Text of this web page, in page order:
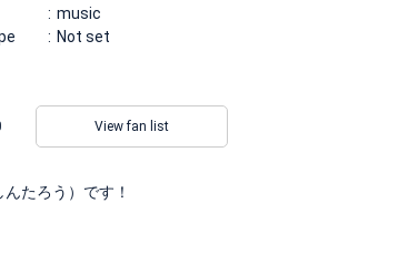
music
Not set
View fan list
たろう）です！